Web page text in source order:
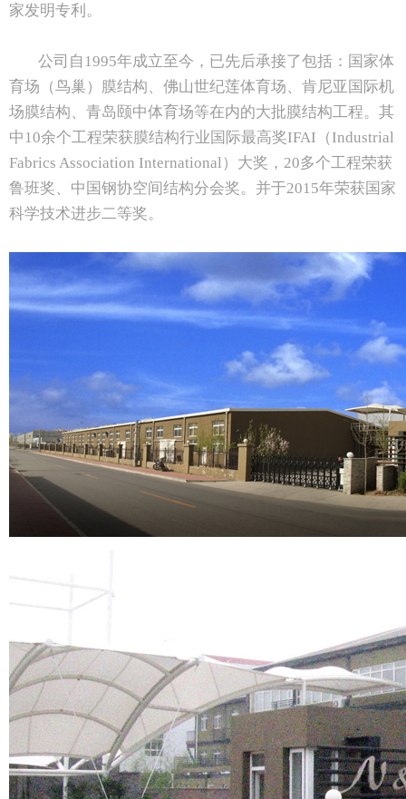
家发明专利。
公司自1995年成立至今，已先后承接了包括：国家体
育场（鸟巢）膜结构、佛山世纪莲体育场、肯尼亚国际机
场膜结构、青岛颐中体育场等在内的大批膜结构工程。其
中10余个工程荣获膜结构行业国际最高奖IFAI（Industrial
Fabrics Association International）大奖，20多个工程荣获
鲁班奖、中国钢协空间结构分会奖。并于2015年荣获国家
科学技术进步二等奖。